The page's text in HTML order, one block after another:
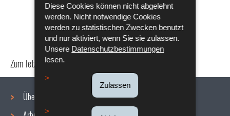
Diese Cookies können nicht abgelehnt
werden. Nicht notwendige Cookies
werden zu statistischen Zwecken benutzt
und nur aktiviert, wenn Sie sie zulassen.
Unsere Datenschutzbestimmungen
lesen.
Zulassen
Zum letzten Mal aktualisiert am
Über uns